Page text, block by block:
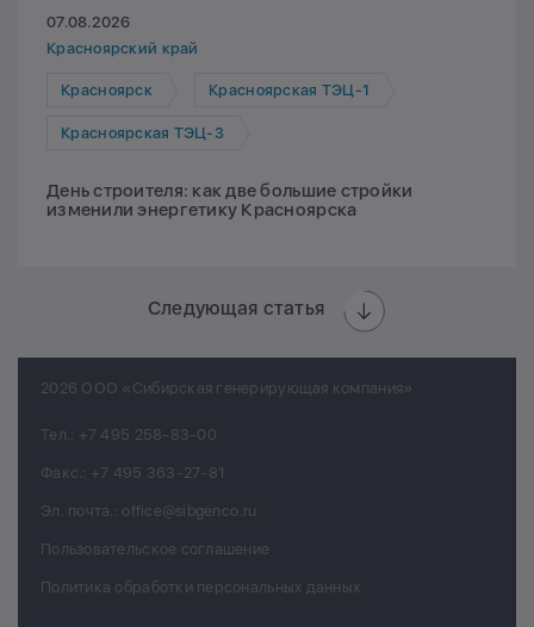
07.08.2026
Красноярский край
Красноярск Красноярская ТЭЦ-1
Красноярская ТЭЦ-3
День строителя: как две большие стройки
изменили энергетику Красноярска
Следующая статья
2026 ООО «Сибирская генерирующая компания»
Тел.: +7 495 258-83-00
Факс.: +7 495 363-27-81
Эл. почта.: office@sibgenco.ru
Пользовательское соглашение
Политика обработки персональных данных